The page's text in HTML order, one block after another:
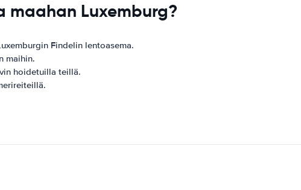
Luxemburg?
Findelin lentoasema.
maihin.
hoidetuilla teillä.